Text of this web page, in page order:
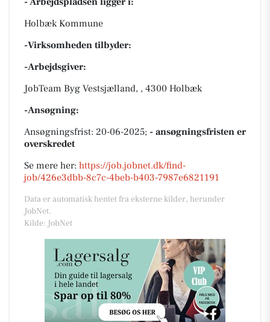
Holbæk Kommune
-Virksomheden tilbyder:
-Arbejdsgiver:
JobTeam Byg Vestsjælland, , 4300 Holbæk
-Ansøgning:
Ansøgningsfrist: 20-06-2025; - ansøgningsfristen er
overskredet
Se mere her: https://job.jobnet.dk/find-
job/426e3dbb-8c7c-4beb-b403-7987e6821191
Data er automatisk hentet fra eksterne kilder, herunder
JobNet.
Kilde: JobNet